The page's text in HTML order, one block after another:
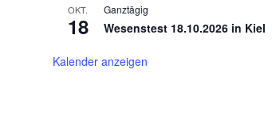
OKT.
18
Ganztägig
Wesenstest 18.10.2026 in Kiel
Kalender anzeigen